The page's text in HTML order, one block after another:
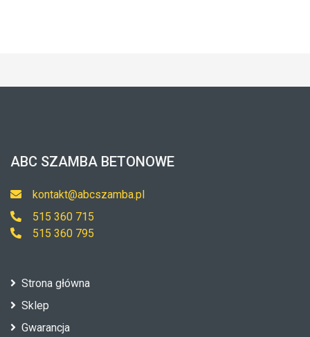
ABC SZAMBA BETONOWE
kontakt@abcszamba.pl
515 360 715
515 360 795
Strona główna
Sklep
Gwarancja